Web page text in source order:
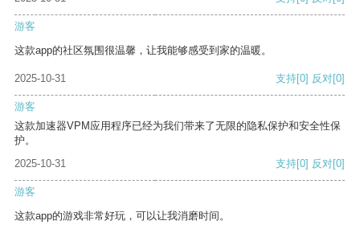
游客
这款app的社区氛围很温馨，让我能够感受到家的温暖。
2025-10-31 支持[0] 反对[0]
游客
这款加速器VPM应用程序已经为我们带来了无限的隐私保护和安全性保
护。
2025-10-31
支持[0] 反对[0]
游客
这款app的游戏非常好玩，可以让我消磨时间。